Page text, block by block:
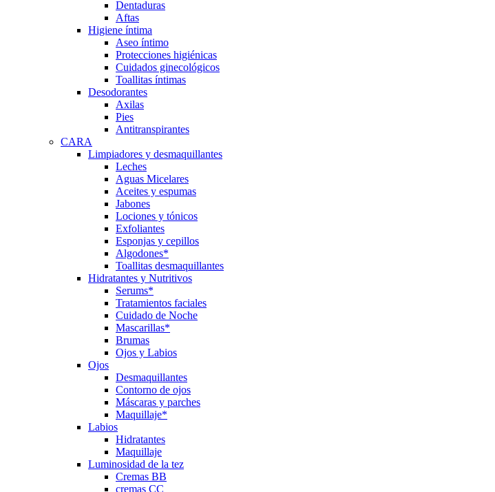
Dentaduras
Aftas
Higiene íntima
Aseo íntimo
Protecciones higiénicas
Cuidados ginecológicos
Toallitas íntimas
Desodorantes
Axilas
Pies
Antitranspirantes
CARA
Limpiadores y desmaquillantes
Leches
Aguas Micelares
Aceites y espumas
Jabones
Lociones y tónicos
Exfoliantes
Esponjas y cepillos
Algodones*
Toallitas desmaquillantes
Hidratantes y Nutritivos
Serums*
Tratamientos faciales
Cuidado de Noche
Mascarillas*
Brumas
Ojos y Labios
Ojos
Desmaquillantes
Contorno de ojos
Máscaras y parches
Maquillaje*
Labios
Hidratantes
Maquillaje
Luminosidad de la tez
Cremas BB
cremas CC